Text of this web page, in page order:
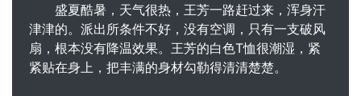
盛夏酷暑，天气很热，王芳一路赶过来，浑身汗
津津的。派出所条件不好，没有空调，只有一支破风
扇，根本没有降温效果。王芳的白色T恤很潮湿，紧
紧贴在身上，把丰满的身材勾勒得清清楚楚。